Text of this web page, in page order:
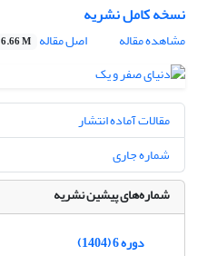
نسخه کامل نشریه
مشاهده مقاله اصل مقاله 6.66 M
مقالات آماده انتشار
شماره جاری
شماره‌های پیشین نشریه
دوره 6 (1404)